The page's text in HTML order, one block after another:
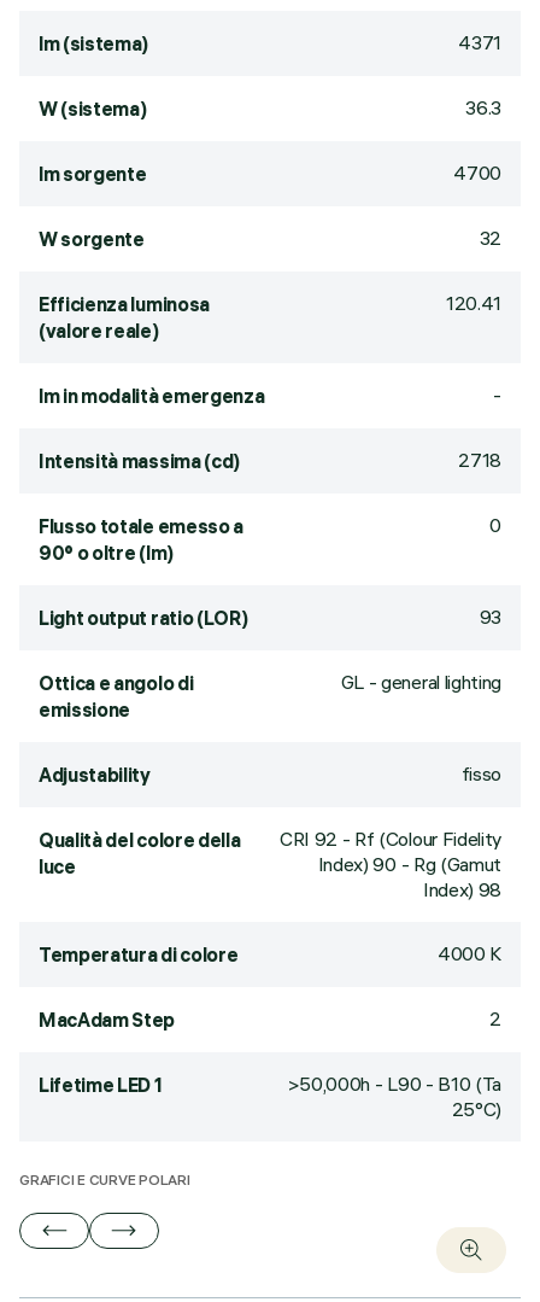
lm (sistema) 4371
W (sistema) 36.3
lm sorgente 4700
W sorgente 32
Efficienza luminosa
(valore reale)
120.41
lm in modalità emergenza -
Intensità massima (cd) 2718
Flusso totale emesso a
90° o oltre (lm)
0
Light output ratio (LOR) 93
Ottica e angolo di
emissione
GL - general lighting
Adjustability fisso
Qualità del colore della
luce
CRI 92 - Rf (Colour Fidelity
Index) 90 - Rg (Gamut
Index) 98
Temperatura di colore 4000 K
MacAdam Step 2
Lifetime LED 1
>50,000h - L90 - B10 (Ta
25°C)
GRAFICI E CURVE POLARI